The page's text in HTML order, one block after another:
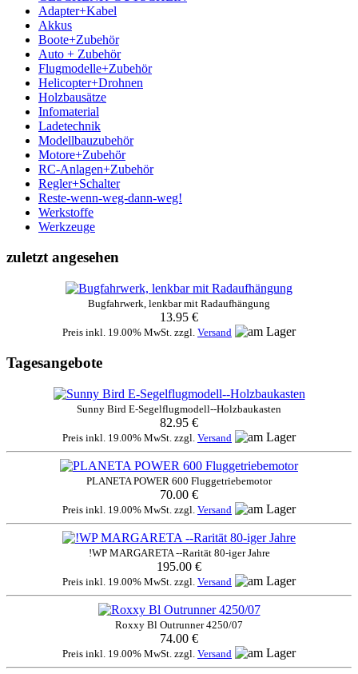
Adapter+Kabel
Akkus
Boote+Zubehör
Auto + Zubehör
Flugmodelle+Zubehör
Helicopter+Drohnen
Holzbausätze
Infomaterial
Ladetechnik
Modellbauzubehör
Motore+Zubehör
RC-Anlagen+Zubehör
Regler+Schalter
Reste-wenn-weg-dann-weg!
Werkstoffe
Werkzeuge
zuletzt angesehen
Bugfahrwerk, lenkbar mit Radaufhängung
13.95 €
Preis inkl. 19.00% MwSt. zzgl. Versand
Tagesangebote
Sunny Bird E-Segelflugmodell--Holzbaukasten
82.95 €
Preis inkl. 19.00% MwSt. zzgl. Versand
PLANETA POWER 600 Fluggetriebemotor
70.00 €
Preis inkl. 19.00% MwSt. zzgl. Versand
!WP MARGARETA --Rarität 80-iger Jahre
195.00 €
Preis inkl. 19.00% MwSt. zzgl. Versand
Roxxy Bl Outrunner 4250/07
74.00 €
Preis inkl. 19.00% MwSt. zzgl. Versand